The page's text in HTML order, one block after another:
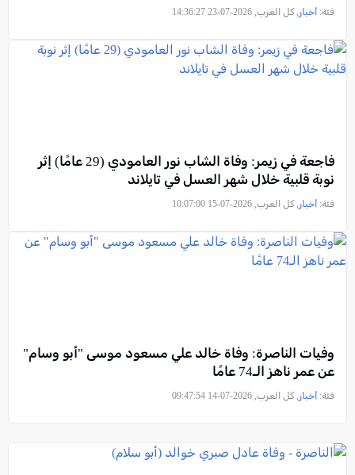
فئة: أخبار , كل العرب, 2026-07-23 14:36:27
فاجعة في زيمر: وفاة الشاب نور العامودي (29 عامًا) إثر
نوبة قلبية خلال شهر العسل في تايلاند
فئة: أخبار , كل العرب, 2026-07-15 10:07:00
وفيات الناصرة: وفاة خالد علي مسعود موسى "أبو وسام"
عن عمر ناهز الـ74 عامًا
فئة: أخبار , كل العرب, 2026-07-14 09:47:54